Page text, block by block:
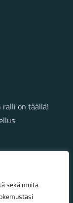
sekä muita
ralli on täällä!